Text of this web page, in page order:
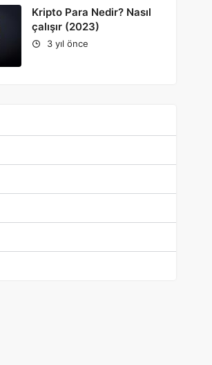
Kripto Para Nedir? Nasıl
çalışır (2023)
3 yıl önce